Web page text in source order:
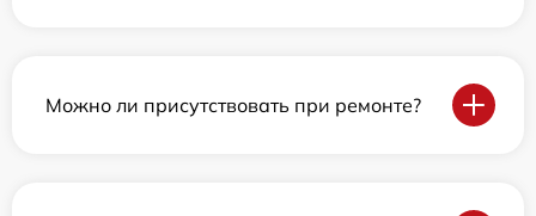
Можно ли присутствовать при ремонте?